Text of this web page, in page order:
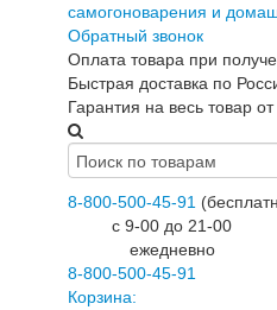
самогоноварения и
Обратный звонок
Оплата товара при
Быстрая доставка по
Гарантия на весь товар
8-800-500-45-91
c 9-00 до 21-00
ежедневно
8-800-500-45-91
Корзина: